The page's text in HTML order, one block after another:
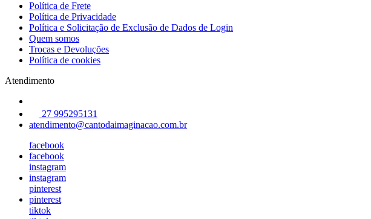
Política de Frete
Política de Privacidade
Política e Solicitação de Exclusão de Dados de Login
Quem somos
Trocas e Devoluções
Política de cookies
Atendimento
27 995295131
atendimento@cantodaimaginacao.com.br
facebook
facebook
instagram
instagram
pinterest
pinterest
tiktok